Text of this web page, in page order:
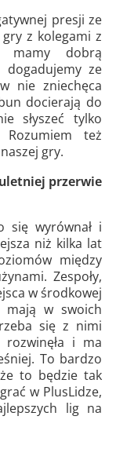
presji ze
z kolegami z
mamy dobrą
ze
nie zniechęca
docierają do
słyszeć tylko
Rozumiem też
gry.
przerwie
się wyrównał i
niż kilka lat
między
Zespoły,
w środkowej
mają w swoich
się z nimi
rozwinęła i ma
To bardzo
to będzie tak
w PlusLidze,
lig na